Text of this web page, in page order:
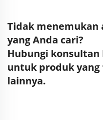
Tidak menemukan
yang Anda cari?
Hubungi konsultan
untuk produk yang
lainnya.